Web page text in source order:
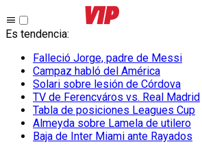
Es tendencia:
Falleció Jorge, padre de Messi
Campaz habló del América
Solari sobre lesión de Córdova
TV de Ferencváros vs. Real Madrid
Tabla de posiciones Leagues Cup
Almeyda sobre Lamela de utilero
Baja de Inter Miami ante Rayados